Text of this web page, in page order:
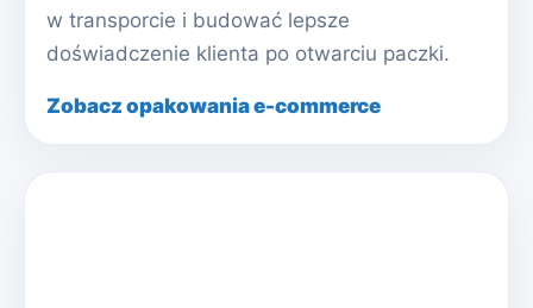
w transporcie i budować lepsze
doświadczenie klienta po otwarciu paczki.
Zobacz opakowania e-commerce